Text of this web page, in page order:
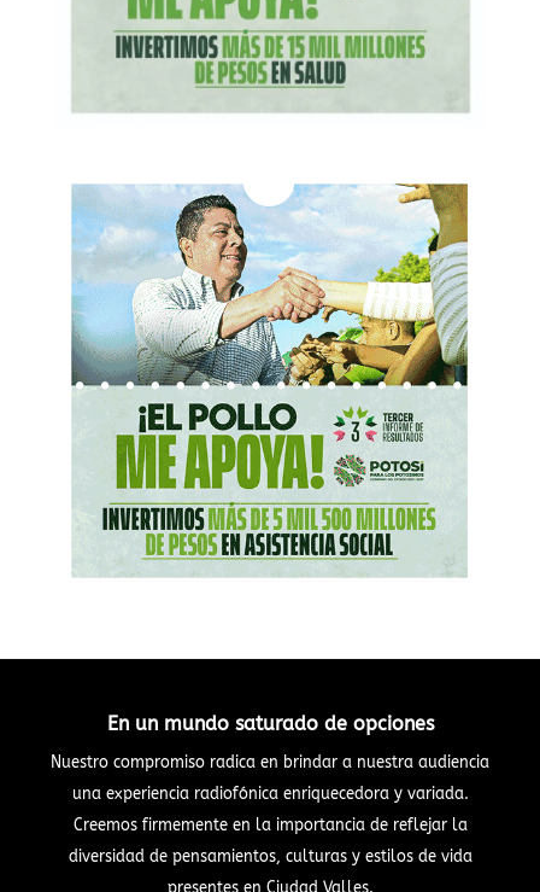
En un mundo saturado de opciones
Nuestro compromiso radica en brindar a nuestra audiencia
una experiencia radiofónica enriquecedora y variada.
Creemos firmemente en la importancia de reflejar la
diversidad de pensamientos, culturas y estilos de vida